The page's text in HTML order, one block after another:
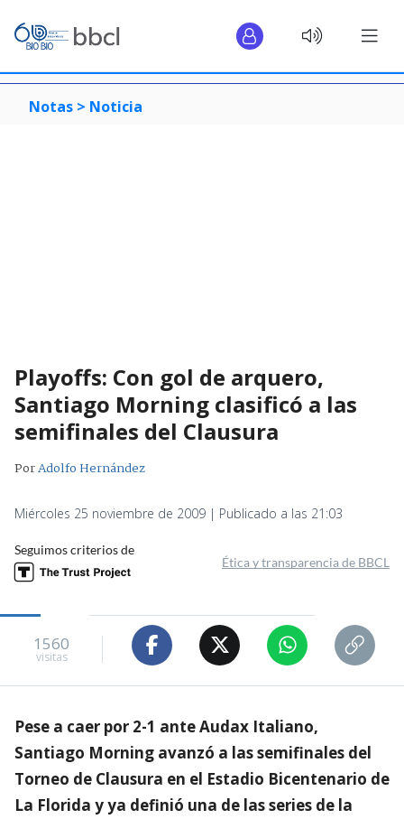
Notas > Noticia
Playoffs: Con gol de arquero,
Santiago Morning clasificó a las
semifinales del Clausura
PorAdolfo Hernández
Miércoles 25 noviembre de 2009 | Publicado a las 21:03
Seguimos criterios de
Ética y transparencia de BBCL
1560
visitas
Pese a caer por 2-1 ante Audax Italiano,
Santiago Morning avanzó a las semifinales del
Torneo de Clausura en el Estadio Bicentenario de
La Florida y ya definió una de las series de la